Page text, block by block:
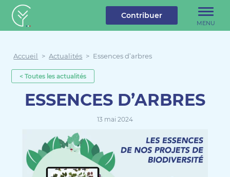
Créateur de forêt
MENU
Contribuer
Accueil > Actualités > Essences d’arbres
< Toutes les actualités
ESSENCES D’ARBRES
13 mai 2024